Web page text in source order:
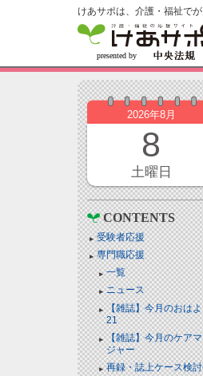
けあサポは、介護・福祉で
2026年8月
8
土曜日
CONTENTS
受験者応援
専門職応援
一覧
ニュース
【雑誌】今月のおは
21
【雑誌】今月のケア
ジャー
再録・誌上ケース検